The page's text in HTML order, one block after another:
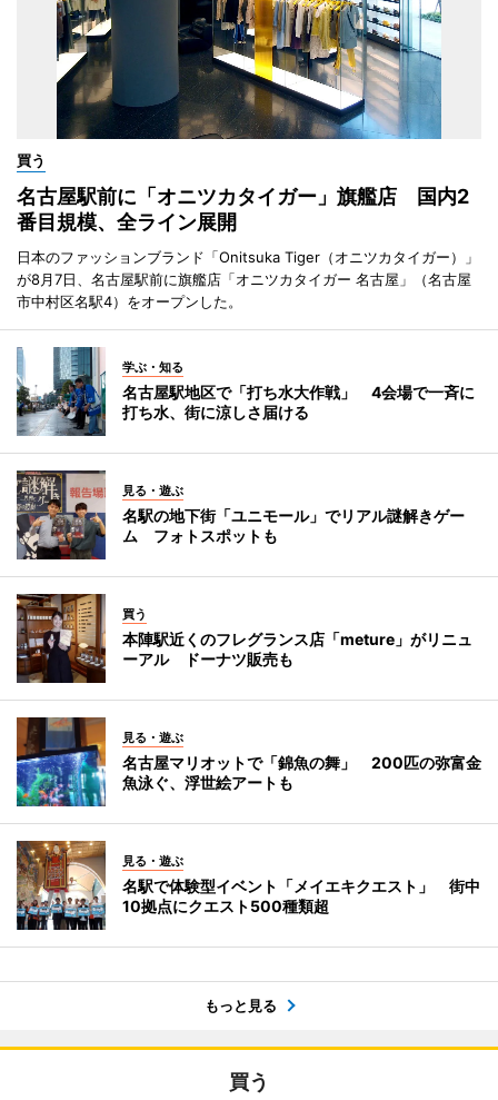
買う
名古屋駅前に「オニツカタイガー」旗艦店 国内2
番目規模、全ライン展開
日本のファッションブランド「Onitsuka Tiger（オニツカタイガー）」
が8月7日、名古屋駅前に旗艦店「オニツカタイガー 名古屋」（名古屋
市中村区名駅4）をオープンした。
学ぶ・知る
名古屋駅地区で「打ち水大作戦」 4会場で一斉に
打ち水、街に涼しさ届ける
見る・遊ぶ
名駅の地下街「ユニモール」でリアル謎解きゲー
ム フォトスポットも
買う
本陣駅近くのフレグランス店「meture」がリニュ
ーアル ドーナツ販売も
見る・遊ぶ
名古屋マリオットで「錦魚の舞」 200匹の弥富金
魚泳ぐ、浮世絵アートも
見る・遊ぶ
名駅で体験型イベント「メイエキクエスト」 街中
10拠点にクエスト500種類超
もっと見る
買う